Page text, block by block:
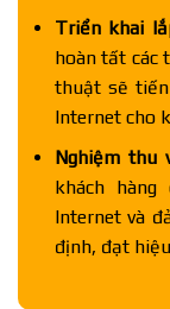
Triển khai
hoàn tất các
thuật sẽ
Internet cho
Nghiệm thu
khách
Internet và
định, đạt